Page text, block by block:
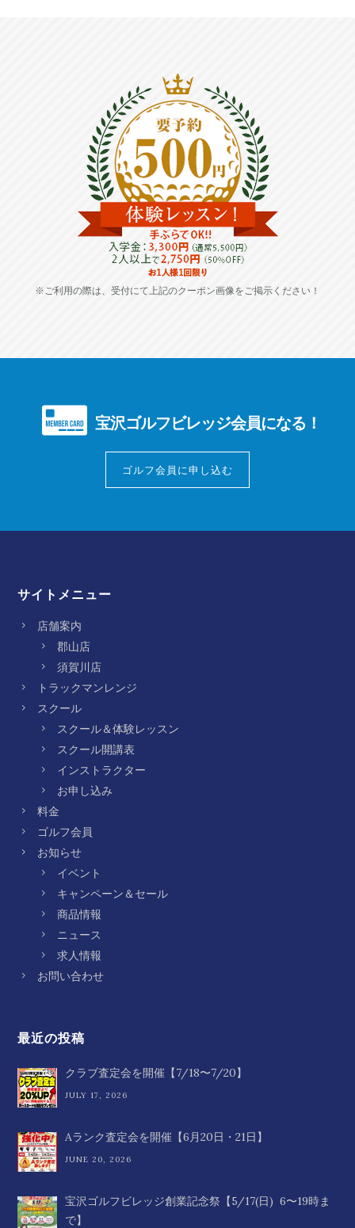
※ご利用の際は、受付にて上記のクーポン画像をご掲示ください！
宝沢ゴルフビレッジ会員になる！
ゴルフ会員に申し込む
サイトメニュー
店舗案内
郡山店
須賀川店
トラックマンレンジ
スクール
スクール＆体験レッスン
スクール開講表
インストラクター
お申し込み
料金
ゴルフ会員
お知らせ
イベント
キャンペーン＆セール
商品情報
ニュース
求人情報
お問い合わせ
最近の投稿
クラブ査定会を開催【7/18〜7/20】
JULY 17, 2026
Aランク査定会を開催【6月20日・21日】
JUNE 20, 2026
宝沢ゴルフビレッジ創業記念祭【5/17(日) 6〜19時ま
で】